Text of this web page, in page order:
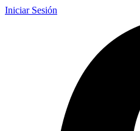
Iniciar Sesión